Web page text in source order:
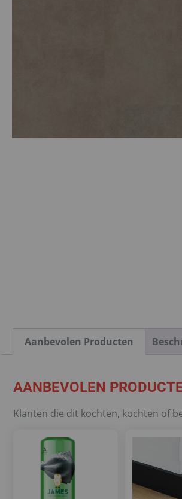
Aanbevolen Producten
AANBEVOLEN
Klanten die dit kochten, kochten of